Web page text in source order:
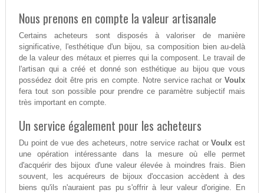
Nous prenons en compte la valeur artisanale
Certains acheteurs sont disposés à valoriser de manière
significative, l'esthétique d'un bijou, sa composition bien au-delà
de la valeur des métaux et pierres qui la composent. Le travail de
l'artisan qui a créé et donné son esthétique au bijou que vous
possédez doit être pris en compte. Notre service rachat orVoulx
fera tout son possible pour prendre ce paramètre subjectif mais
très important en compte.
Un service également pour les acheteurs
Du point de vue des acheteurs, notre service rachat orVoulx est
une opération intéressante dans la mesure où elle permet
d'acquérir des bijoux d'une valeur élevée à moindres frais. Bien
souvent, les acquéreurs de bijoux d'occasion accèdent à des
biens qu'ils n'auraient pas pu s'offrir à leur valeur d'origine. En